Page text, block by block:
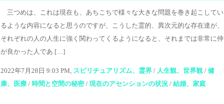
三つめは、これは現在も、あちこちで様々な大きな問題を巻き起こしてい
るような内容になると思うのですが、こうした霊的、異次元的な存在達が、
それぞれの人の人生に強く関わってくるようになると、それまでは非常に仲
が良かった人であ […]
2022年7月28日 9:03 PM, スピリチュアリズム、霊界 / 人生観、世界観 / 健
康、医療 / 時間と空間の秘密/ 現在のアセンションの状況 / 結婚、家庭